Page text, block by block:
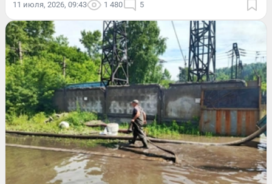
11 июля, 2026, 09:43 1 480 5